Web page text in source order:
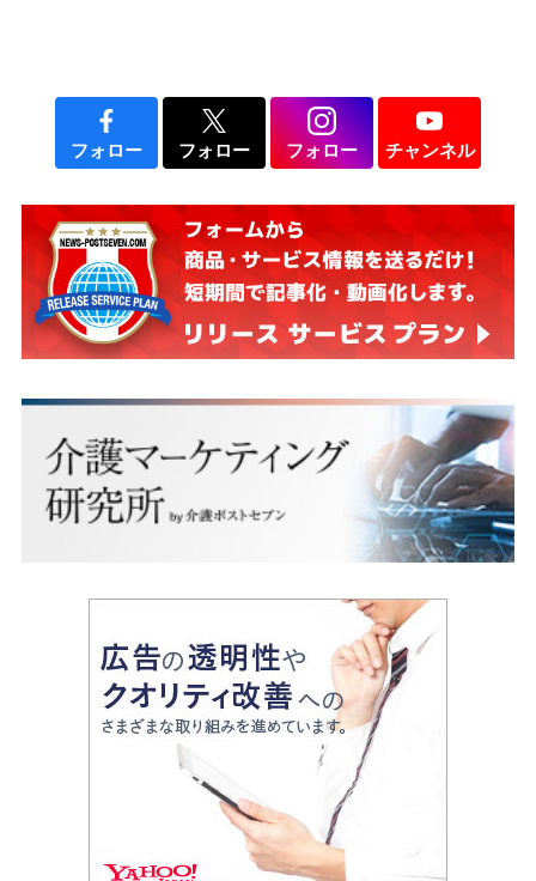
フォロー フォロー フォロー チャンネル